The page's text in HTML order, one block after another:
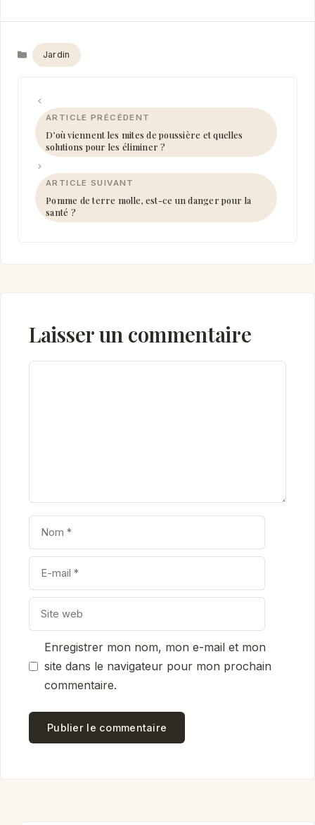
Catégories
Jardin
D’où viennent les mites de poussière et quelles
solutions pour les éliminer ?
Pomme de terre molle, est-ce un danger pour la
santé ?
Laisser un commentaire
Enregistrer mon nom, mon e-mail et mon
site dans le navigateur pour mon prochain
commentaire.